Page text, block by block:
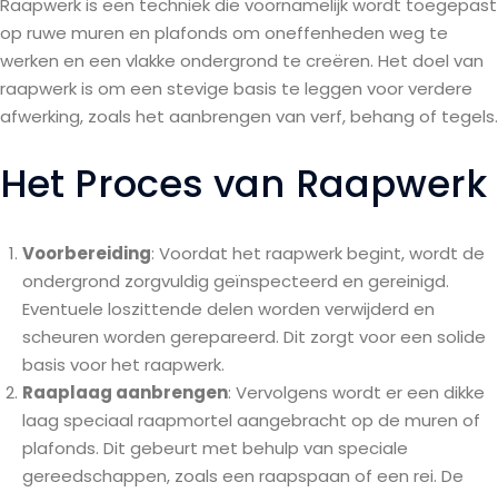
Raapwerk is een techniek die voornamelijk wordt toegepast
op ruwe muren en plafonds om oneffenheden weg te
werken en een vlakke ondergrond te creëren. Het doel van
raapwerk is om een stevige basis te leggen voor verdere
afwerking, zoals het aanbrengen van verf, behang of tegels.
Het Proces van Raapwerk
Voorbereiding: Voordat het raapwerk begint, wordt de
ondergrond zorgvuldig geïnspecteerd en gereinigd.
Eventuele loszittende delen worden verwijderd en
scheuren worden gerepareerd. Dit zorgt voor een solide
basis voor het raapwerk.
Raaplaag aanbrengen: Vervolgens wordt er een dikke
laag speciaal raapmortel aangebracht op de muren of
plafonds. Dit gebeurt met behulp van speciale
gereedschappen, zoals een raapspaan of een rei. De